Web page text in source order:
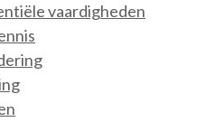
vaardigheden